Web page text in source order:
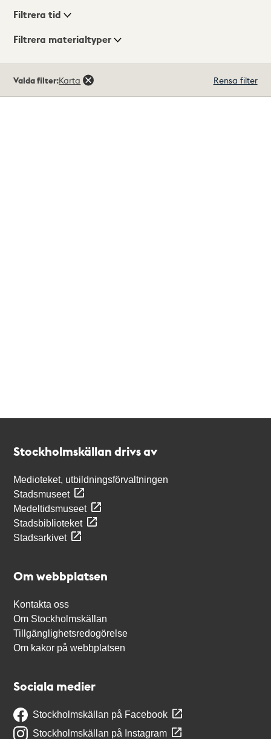
Visningsläge
Filtrera tid
Filtrera materialtyper
träffar
Valda filter:Karta Rensa filter
Stockholmskällan drivs av
Medioteket, utbildningsförvaltningen
Stadsmuseet
Medeltidsmuseet
Stadsbiblioteket
Stadsarkivet
Om webbplatsen
Kontakta oss
Om Stockholmskällan
Tillgänglighetsredogörelse
Om kakor på webbplatsen
Sociala medier
Stockholmskällan på Facebook
Stockholmskällan på Instagram